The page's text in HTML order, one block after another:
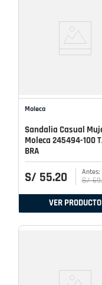
Moleca
Sandalia Casual
Moleca 245494-100
BRA
S/ 55.20 S/ 69.
VER PRODUCTO